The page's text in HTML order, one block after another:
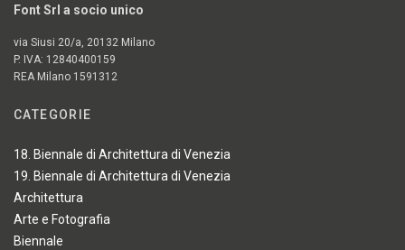
Font Srl a socio unico
via Siusi 20/a, 20132 Milano
P. IVA: 12840400159
REA Milano 1591312
CATEGORIE
18. Biennale di Architettura di Venezia
19. Biennale di Architettura di Venezia
Architettura
Arte e Fotografia
Biennale